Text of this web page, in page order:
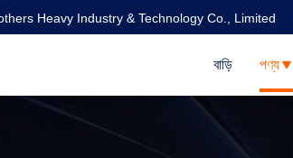
Heavy Industry & Technology Co., Limited
বাড়ি পণ্য